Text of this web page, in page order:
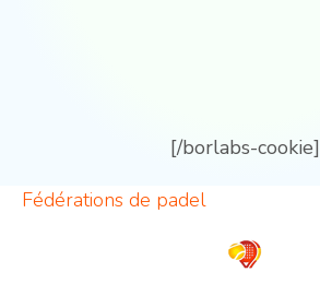
[/borlabs-cookie]
Fédérations de padel